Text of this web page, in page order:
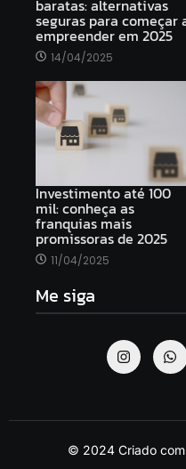
baratas: alternativas
seguras para começar
empreender em 2025
14/04/2025
Investimento até 100
mil: conheça as
franquias mais
promissoras de 2025
11/04/2025
Me siga
© 2024 Criado